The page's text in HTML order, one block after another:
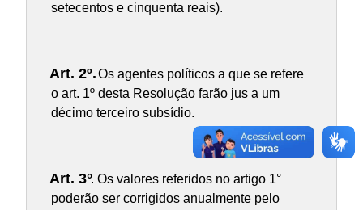
setecentos e cinquenta reais).
Art. 2º.Os agentes políticos a que se refere
o art. 1º desta Resolução farão jus a um
décimo terceiro subsídio.
Art. 3°. Os valores referidos no artigo 1°
poderão ser corrigidos anualmente pelo